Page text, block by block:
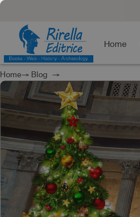
Home
Home→ Blog →